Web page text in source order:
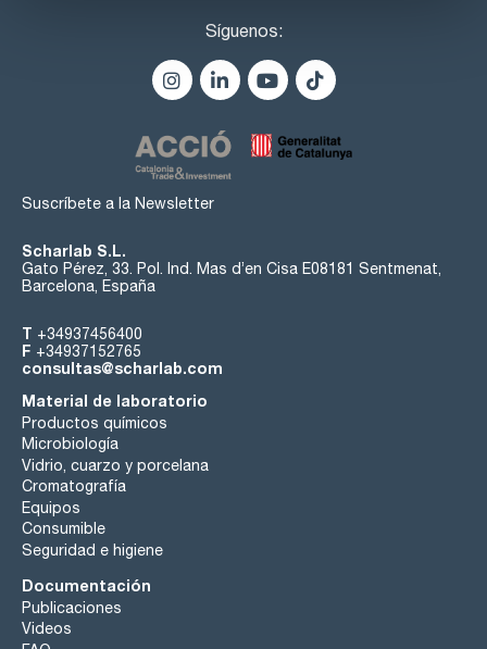
Síguenos:
Suscríbete a la Newsletter
Scharlab S.L.
Gato Pérez, 33. Pol. Ind. Mas d’en Cisa E08181 Sentmenat,
Barcelona, España
T +34937456400
F +34937152765
consultas@scharlab.com
Material de laboratorio
Productos químicos
Microbiología
Vidrio, cuarzo y porcelana
Cromatografía
Equipos
Consumible
Seguridad e higiene
Documentación
Publicaciones
Videos